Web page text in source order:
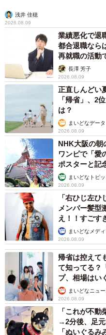
浅井 佳穂
2026.08.09
業績悪化で退
都合退職なら
再就職の活動
アカウンセラ
長澤 芳子
2026.08.09
正直しんどい
「帰省」、2
は？
まいどなデータ
2026.08.09
NHK大阪の
ワンピで「
ポスターと記
まいどなトピッ
2026.08.09
「右ひじ左
メンバー髪型
え！！すごす
まいどなメデ
2026.08.09
帰省は控えて
て知ってる？
プ、相場はい
まいどなニュ
2026.08.09
「これが不
→2分後、足
「ぬいぐるみ